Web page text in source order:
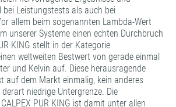
bei Leistungstests als auch bei
allem beim sogenannten Lambda-Wert
unserer Systeme einen echten Durchbruch
KING stellt in der Kategorie
weltweiten Bestwert von gerade einmal
und Kelvin auf. Diese herausragende
auf dem Markt einmalig, kein anderes
niedrige Untergrenze. Die
PUR KING ist damit unter allen